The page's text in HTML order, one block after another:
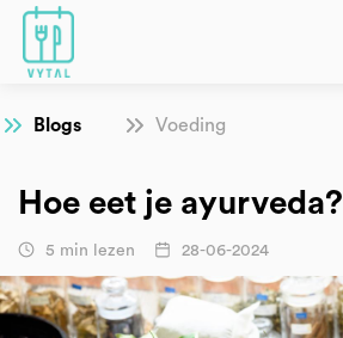
Blogs Voeding
Hoe eet je ayurveda?
5 min lezen 28-06-2024